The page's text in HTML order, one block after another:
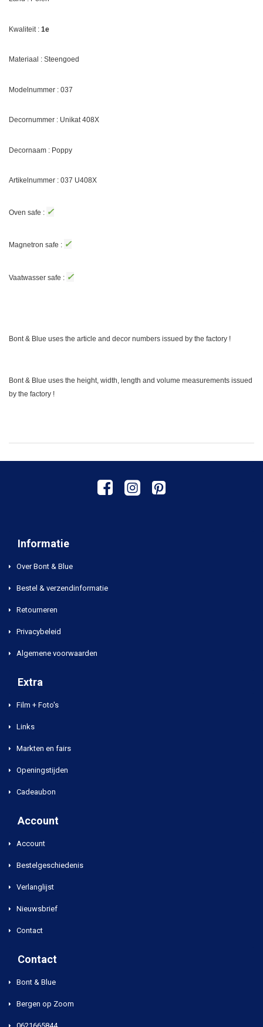
Kwaliteit : 1e
Materiaal : Steengoed
Modelnummer : 037
Decornummer : Unikat 408X
Decornaam : Poppy
Artikelnummer : 037 U408X
Oven safe : ✓
Magnetron safe : ✓
Vaatwasser safe : ✓
Bont & Blue uses the article and decor numbers issued by the factory !
Bont & Blue uses the height, width, length and volume measurements issued
by the factory !
Informatie
Over Bont & Blue
Bestel & verzendinformatie
Retourneren
Privacybeleid
Algemene voorwaarden
Extra
Film + Foto's
Links
Markten en fairs
Openingstijden
Cadeaubon
Account
Account
Bestelgeschiedenis
Verlanglijst
Nieuwsbrief
Contact
Contact
Bont & Blue
Bergen op Zoom